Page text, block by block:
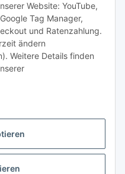
Website: YouTube,
Tag Manager,
und Ratenzahlung.
ändern
Weitere Details finden
Abonnieren